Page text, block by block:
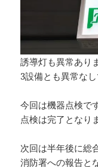
誘導灯も異常あり
3設備とも異常な
今回は機器点検で
点検は完了となり
次回は半年後に総
消防署への報告と